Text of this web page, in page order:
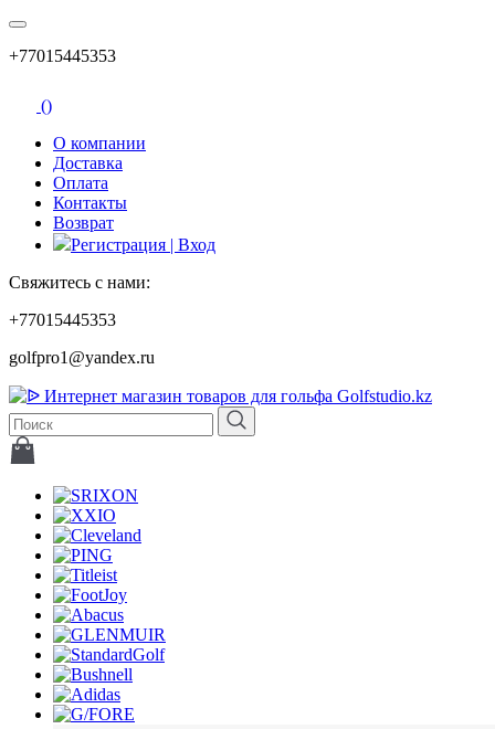
+77015445353
()
О компании
Доставка
Оплата
Контакты
Возврат
Регистрация | Вход
Свяжитесь с нами:
+77015445353
golfpro1@yandex.ru